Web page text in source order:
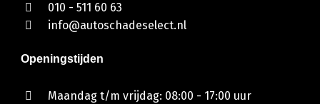
010 - 511 60 63
info@autoschadeselect.nl
Openingstijden
Maandag t/m vrijdag: 08:00 - 17:00 uur